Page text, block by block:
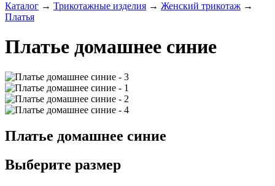
Каталог → Трикотажные изделия → Женский трикотаж →
Платья
Платье домашнее синие
Платье домашнее синие
Выберите размер